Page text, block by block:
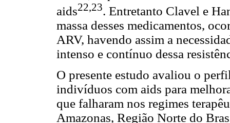
aids22,23. Entretanto Clavel e
massa desses medicamentos,
ARV, havendo assim a
intenso e contínuo dessa
O presente estudo avaliou o
indivíduos com aids para
que falharam nos regimes
Amazonas, Região Norte do